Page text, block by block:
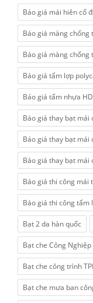
Báo giá mái hiên cố
Báo giá màng chống
Báo giá màng chống
Báo giá tấm lợp
Báo giá tấm nhựa
Báo giá thay bạt mái
Báo giá thay bạt mái
Báo giá thay bạt mái
Báo giá thi công mái
Báo giá thi công tấm
Bạt 2 da hàn quốc
Bạt che Công Nghiệp
Bạt che công trình
Bạt che mưa ban